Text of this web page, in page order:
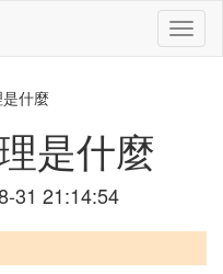
切
換
什麼
是什麼
31 21:14:54